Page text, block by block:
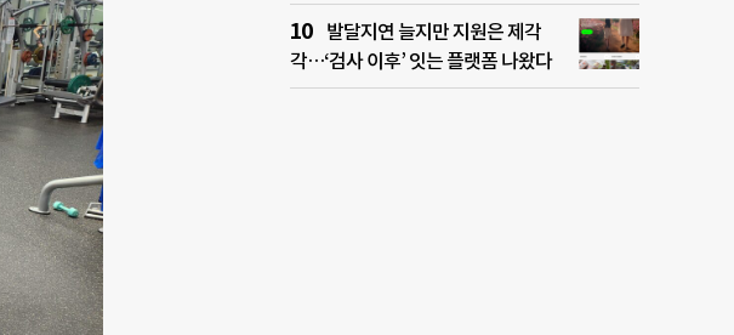
발달지연 늘지만 지원은 제각
각…‘검사 이후’ 잇는 플랫폼 나왔다